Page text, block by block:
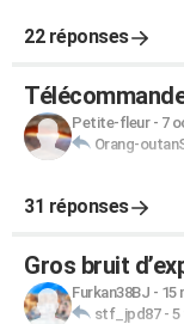
22 réponses
Petite-fleur- 7
Orang-
31 réponses
Gros bruit
Furkan38BJ - 15
stf_jpd87- 5